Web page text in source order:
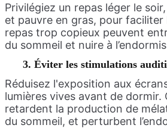
Privilégiez un repas léger le
et pauvre en gras, pour faciliter
repas trop copieux peuvent
du sommeil et nuire à
3. Éviter les stimulations
Réduisez l'exposition aux
lumières vives avant de dormir.
retardent la production de
du sommeil, et perturbent